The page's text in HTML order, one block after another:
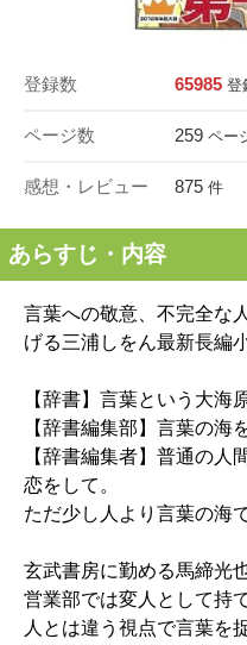
登録数 65985 登
ページ数 259 ペー
感想・レビュー 875 件
あらすじ・内容
言葉への敬意、不完全な
げる三浦しをん最新長編
【辞書】言葉という大海
【辞書編集部】言葉の海
【辞書編集者】普通の人
恋をして。
ただ少し人より言葉の海
玄武書房に勤める馬締光也
営業部では変人として持
人とは違う視点で言葉を